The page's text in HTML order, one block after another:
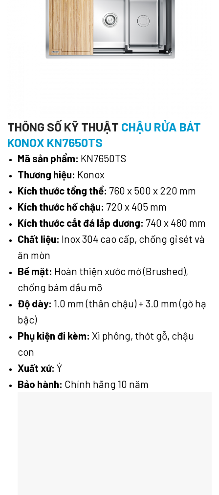
THÔNG SỐ KỸ THUẬT CHẬU RỬA BÁT
KONOX KN7650TS
Mã sản phẩm: KN7650TS
Thương hiệu: Konox
Kích thước tổng thể: 760 x 500 x 220 mm
Kích thước hố chậu: 720 x 405 mm
Kích thước cắt đá lắp dương: 740 x 480 mm
Chất liệu: Inox 304 cao cấp, chống gỉ sét và
ăn mòn
Bề mặt: Hoàn thiện xước mờ (Brushed),
chống bám dầu mỡ
Độ dày: 1.0 mm (thân chậu) + 3.0 mm (gờ hạ
bậc)
Phụ kiện đi kèm: Xi phông, thớt gỗ, chậu
con
Xuất xứ: Ý
Bảo hành: Chính hãng 10 năm